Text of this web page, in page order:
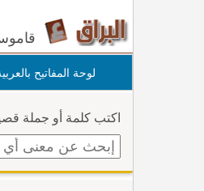
لوحة المفاتيح
اكتب كلمة أو جملة